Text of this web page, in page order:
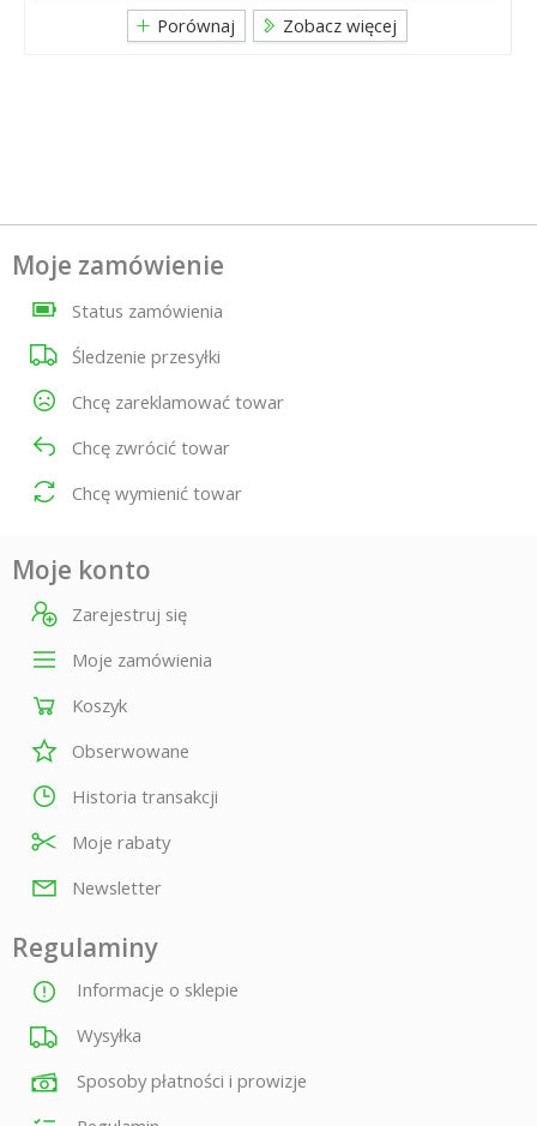
Porównaj Zobacz więcej
Moje zamówienie
Status zamówienia
Śledzenie przesyłki
Chcę zareklamować towar
Chcę zwrócić towar
Chcę wymienić towar
Moje konto
Zarejestruj się
Moje zamówienia
Koszyk
Obserwowane
Historia transakcji
Moje rabaty
Newsletter
Regulaminy
Informacje o sklepie
Wysyłka
Sposoby płatności i prowizje